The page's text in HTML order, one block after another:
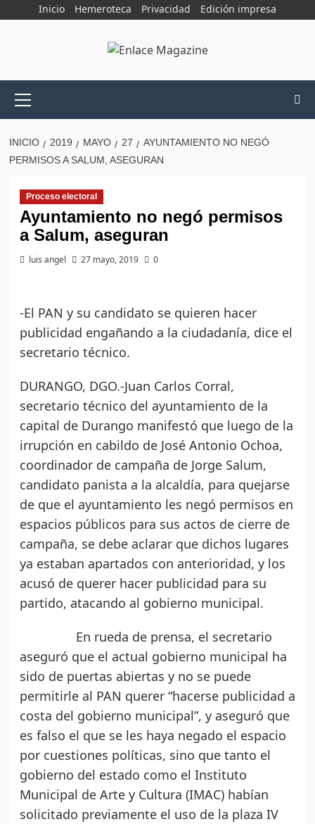
Inicio Hemeroteca Privacidad Edición impresa
principal
INICIO 2019 MAYO 27
AYUNTAMIENTO NO NEGÓ
PERMISOS A SALUM, ASEGURAN
Proceso electoral
Ayuntamiento no negó permisos
a Salum, aseguran
luis angel 27 mayo, 2019 0
-El PAN y su candidato se quieren hacer
publicidad engañando a la ciudadanía, dice el
secretario técnico.
DURANGO, DGO.-Juan Carlos Corral,
secretario técnico del ayuntamiento de la
capital de Durango manifestó que luego de la
irrupción en cabildo de José Antonio Ochoa,
coordinador de campaña de Jorge Salum,
candidato panista a la alcaldía, para quejarse
de que el ayuntamiento les negó permisos en
espacios públicos para sus actos de cierre de
campaña, se debe aclarar que dichos lugares
ya estaban apartados con anterioridad, y los
acusó de querer hacer publicidad para su
partido, atacando al gobierno municipal.
En rueda de prensa, el secretario
aseguró que el actual gobierno municipal ha
sido de puertas abiertas y no se puede
permitirle al PAN querer “hacerse publicidad a
costa del gobierno municipal”, y aseguró que
es falso el que se les haya negado el espacio
por cuestiones políticas, sino que tanto el
gobierno del estado como el Instituto
Municipal de Arte y Cultura (IMAC) habían
solicitado previamente el uso de la plaza IV